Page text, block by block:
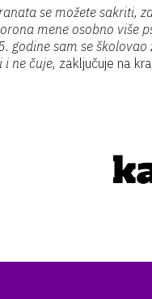
se možete sakriti,
mene osobno više
godine sam se
ne čuje, zaključuje na